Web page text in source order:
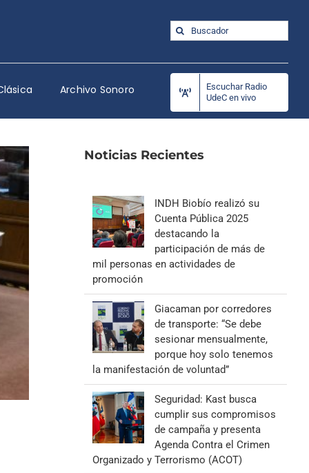
Buscar:
Archivo Sonoro
Escuchar Radio
UdeC en vivo
Noticias Recientes
INDH Biobío realizó su
Cuenta Pública 2025
destacando la
participación de más de
mil personas en actividades de
promoción
Giacaman por corredores
de transporte: “Se debe
sesionar mensualmente,
porque hoy solo tenemos
la manifestación de voluntad”
Seguridad: Kast busca
cumplir sus compromisos
de campaña y presenta
Agenda Contra el Crimen
Organizado y Terrorismo (ACOT)